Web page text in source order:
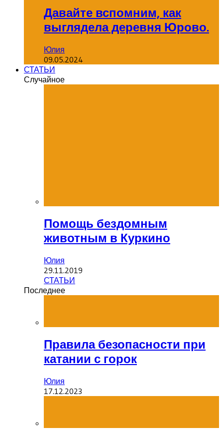
Давайте вспомним, как
выглядела деревня Юрово.
Юлия
09.05.2024
СТАТЬИ
Случайное
Помощь бездомным
животным в Куркино
Юлия
29.11.2019
СТАТЬИ
Последнее
Правила безопасности при
катании с горок
Юлия
17.12.2023